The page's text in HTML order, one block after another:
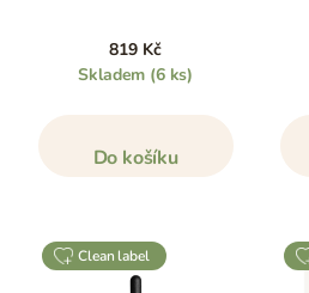
819 Kč
Skladem (6 ks)
Do košíku
clean label